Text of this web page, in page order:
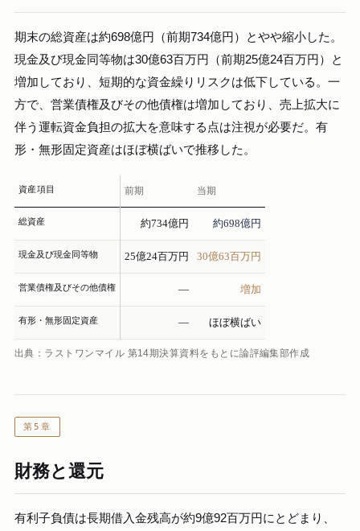
期末の総資産は約698億円（前期734億円）とやや縮小した。
現金及び現金同等物は30億63百万円（前期25億24百万円）と
増加しており、短期的な資金繰りリスクは低下している。一
方で、営業債権及びその他債権は増加しており、売上拡大に
伴う運転資金負担の拡大を意味する点は注視が必要だ。有
形・無形固定資産はほぼ横ばいで推移した。
資産項目 前期 当期
総資産 約734億円 約698億円
現金及び現金同等物 25億24百万円 30億63百万円
営業債権及びその他債権 — 増加
有形・無形固定資産 — ほぼ横ばい
出典：ラストワンマイル 第14期決算資料をもとに論評編集部作成
第5章
財務と還元
有利子負債は長期借入金残高が約9億92百万円にとどまり、